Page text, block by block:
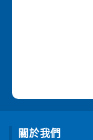
關於我們